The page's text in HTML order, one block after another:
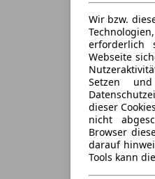
Wir bzw.
erforderlich
Webseite
Setzen
dieser
nicht
Browser
darauf
Tools kann